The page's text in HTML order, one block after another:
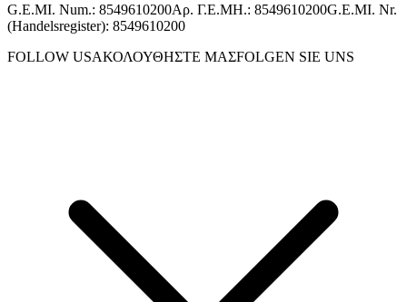
G.E.MI. Num.: 8549610200Αρ. Γ.Ε.ΜΗ.: 8549610200G.E.MI. Nr.
(Handelsregister): 8549610200
FOLLOW USΑΚΟΛΟΥΘΗΣΤΕ ΜΑΣFOLGEN SIE UNS